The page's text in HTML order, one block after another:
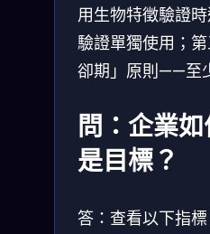
用生物特徵驗證
驗證單獨使用；
卻期」原則——至
問：企業
是目標？
答：查看以下指